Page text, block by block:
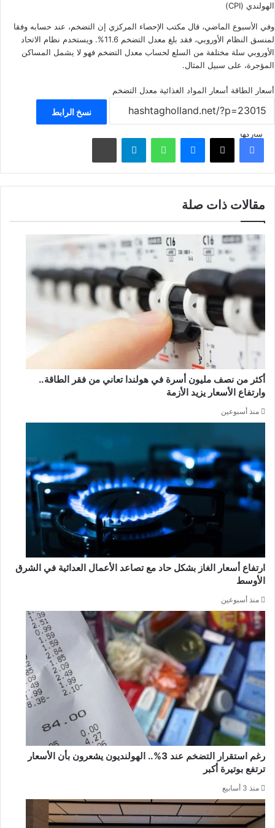
الهولندي (CPI)
وفي الأسبوع الماضي، قال مكتب الإحصاء المركزي إن التضخم، عند حسابه وفقا
لمنسق النظام الأوروبي، فقد بلغ معدل التضخم 11.6%. ويستخدم نظام الاتحاد
الأوروبي سلة مختلفة من السلع لحساب معدل التضخم فهو لا يشمل المساكن
المؤجرة، على سبيل المثال.
أسعار الطاقة أسعار المواد الغذائية معدل التضخم
نسخ الرابط
شاركهافيسبوك ‫X ماسنجر واتساب تيلقرام مشاركة عبر البريد
مقالات ذات صلة
أكثر من نصف مليون أسرة في هولندا تعاني من فقر الطاقة..
وارتفاع الأسعار يزيد الأزمة
منذ أسبوعين
ارتفاع أسعار الغاز بشكل حاد مع تصاعد الأعمال العدائية في الشرق
الأوسط
منذ أسبوعين
رغم استقرار التضخم عند 3%.. الهولنديون يشعرون بأن الأسعار
ترتفع بوتيرة أكبر
منذ 3 أسابيع